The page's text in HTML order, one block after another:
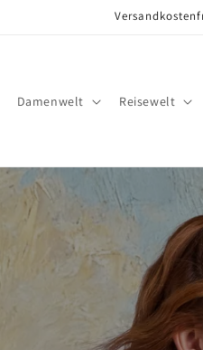
Damenwelt Reisewelt